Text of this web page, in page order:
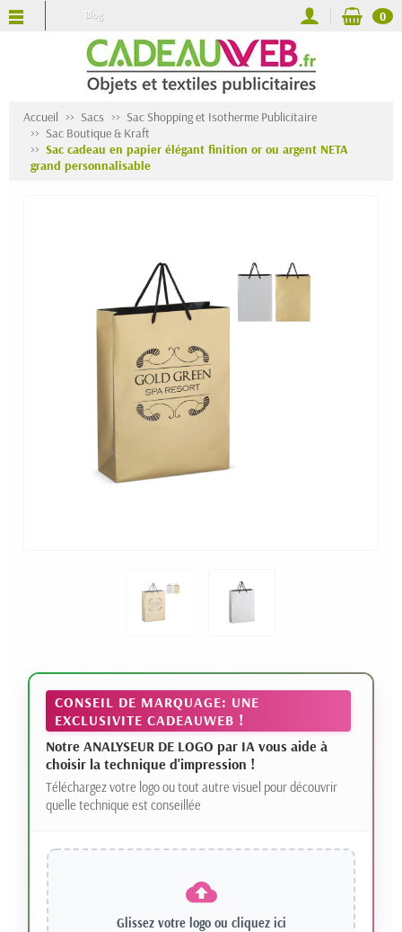
Blog 0
Accueil Sacs
Sac Shopping et Isotherme Publicitaire
Sac Boutique & Kraft
Sac cadeau en papier élégant finition or ou argent NETA
grand personnalisable
CONSEIL DE MARQUAGE: UNE
EXCLUSIVITE CADEAUWEB !
Notre ANALYSEUR DE LOGO par IA vous aide à
choisir la technique d'impression !
Téléchargez votre logo ou tout autre visuel pour découvrir
quelle technique est conseillée
Glissez votre logo ou cliquez ici